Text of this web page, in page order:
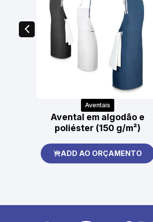
Aventais
Avental em algodão e
poliéster (150 g/m²)
ADD AO ORÇAMENTO